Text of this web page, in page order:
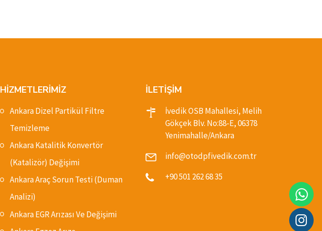
HİZMETLERİMİZ
Ankara Dizel Partikül Filtre
Temizleme
Ankara Katalitik Konvertör
(Katalizör) Değişimi
Ankara Araç Sorun Testi (Duman
Analizi)
Ankara EGR Arızası Ve Değişimi
İLETİŞİM
İvedik OSB Mahallesi, Melih
Gökçek Blv. No:88-E, 06378
Yenimahalle/Ankara
info@otodpfivedik.com.tr
+90 501 262 68 35